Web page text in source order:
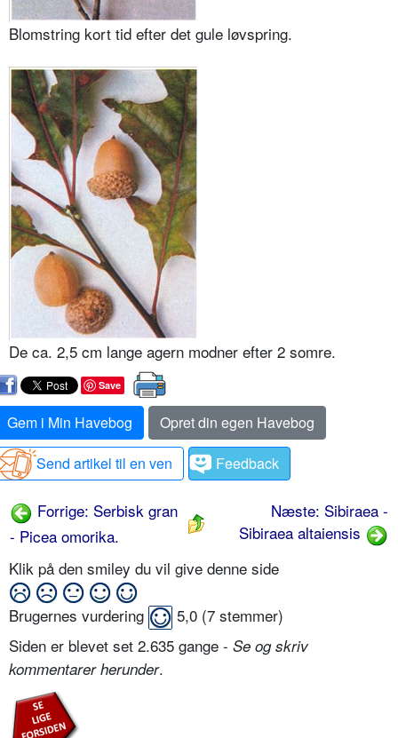
Blomstring kort tid efter det gule løvspring.
De ca. 2,5 cm lange agern modner efter 2 somre.
Save
Gem i Min Havebog
Opret din egen Havebog
Send artikel til en ven
Feedback
Forrige: Serbisk gran
- Picea omorika.
Næste: Sibiraea -
Sibiraea altaiensis
Klik på den smiley du vil give denne side
Brugernes vurdering 5,0 (7 stemmer)
Siden er blevet set 2.635 gange - Se og skriv
kommentarer herunder.